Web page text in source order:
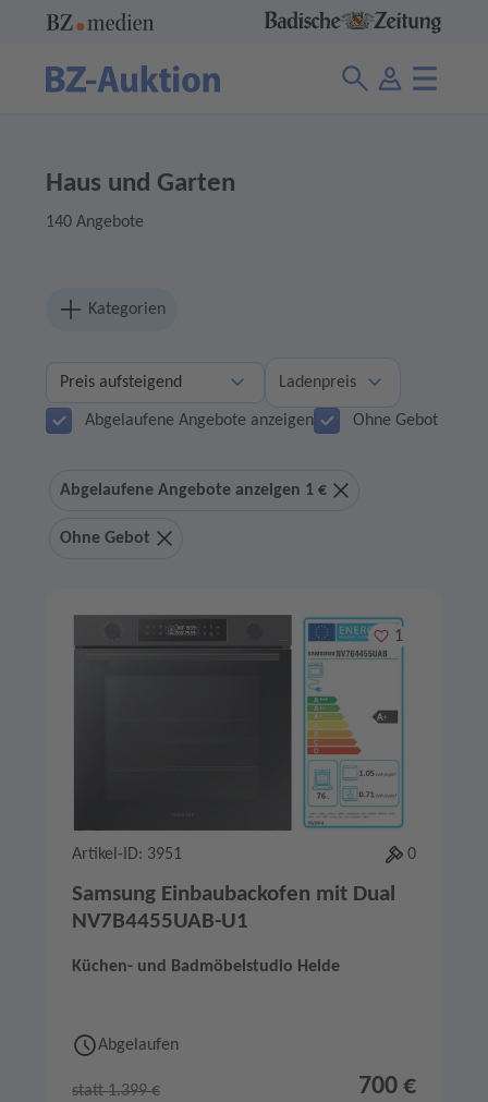
Haus und Garten
140 Angebote
Kategorien
Ladenpreis
Abgelaufene Angebote anzeigen Ohne Gebot
Abgelaufene Angebote anzeigen 1 €
Ohne Gebot
Merken
1
Artikel-ID: 3951 0
Samsung Einbaubackofen mit Dual
NV7B4455UAB-U1
Küchen- und Badmöbelstudio Helde
Abgelaufen
statt 1.399 € 700 €